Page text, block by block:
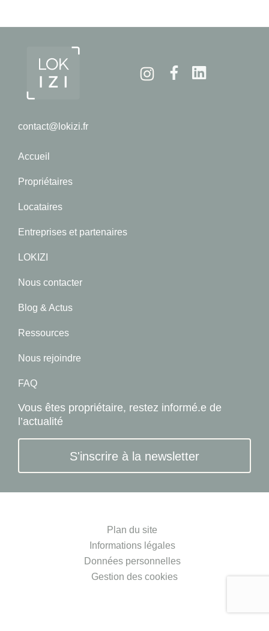
contact@lokizi.fr
InstagramFacebook
Accueil
Propriétaires
Locataires
Entreprises et partenaires
LOKIZI
Nous contacter
Blog & Actus
Ressources
Nous rejoindre
FAQ
Vous êtes propriétaire, restez informé.e de
l’actualité
S'inscrire à la newsletter
Plan du site
Informations légales
Données personnelles
Gestion des cookies